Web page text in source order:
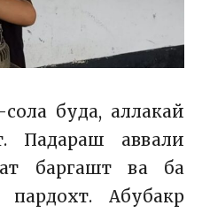
буда, аллакай
Падараш аввали
баргашт ва ба
Абубакр